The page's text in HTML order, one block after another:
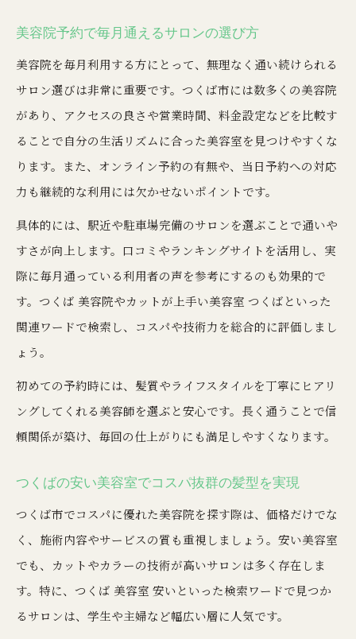
美容院予約で毎月通えるサロンの選び方
美容院を毎月利用する方にとって、無理なく通い続けられる
サロン選びは非常に重要です。つくば市には数多くの美容院
があり、アクセスの良さや営業時間、料金設定などを比較す
ることで自分の生活リズムに合った美容室を見つけやすくな
ります。また、オンライン予約の有無や、当日予約への対応
力も継続的な利用には欠かせないポイントです。
具体的には、駅近や駐車場完備のサロンを選ぶことで通いや
すさが向上します。口コミやランキングサイトを活用し、実
際に毎月通っている利用者の声を参考にするのも効果的で
す。つくば 美容院やカットが上手い美容室 つくばといった
関連ワードで検索し、コスパや技術力を総合的に評価しまし
ょう。
初めての予約時には、髪質やライフスタイルを丁寧にヒアリ
ングしてくれる美容師を選ぶと安心です。長く通うことで信
頼関係が築け、毎回の仕上がりにも満足しやすくなります。
つくばの安い美容室でコスパ抜群の髪型を実現
つくば市でコスパに優れた美容院を探す際は、価格だけでな
く、施術内容やサービスの質も重視しましょう。安い美容室
でも、カットやカラーの技術が高いサロンは多く存在しま
す。特に、つくば 美容室 安いといった検索ワードで見つか
るサロンは、学生や主婦など幅広い層に人気です。